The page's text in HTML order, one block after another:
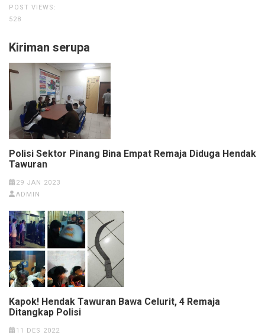
POST VIEWS:
528
Kiriman serupa
Polisi Sektor Pinang Bina Empat Remaja Diduga Hendak
Tawuran
29 JAN 2023
ADMIN
Kapok! Hendak Tawuran Bawa Celurit, 4 Remaja
Ditangkap Polisi
11 DES 2022